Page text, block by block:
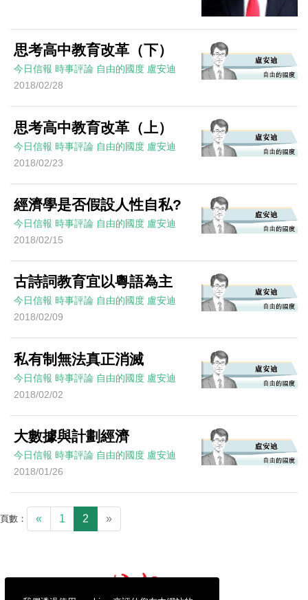
思考高中教育改革（下）
今日信報 時事評論 自由的國度 盧安迪
2018/02/28
思考高中教育改革（上）
今日信報 時事評論 自由的國度 盧安迪
2018/02/23
經濟學是否假設人性自私?
今日信報 時事評論 自由的國度 盧安迪
2018/02/15
古詩詞教育宜以粵語為主
今日信報 時事評論 自由的國度 盧安迪
2018/02/09
私有制無法真正消滅
今日信報 時事評論 自由的國度 盧安迪
2018/02/02
大數據與計劃經濟
今日信報 時事評論 自由的國度 盧安迪
2018/01/26
頁數： « 1 2 »